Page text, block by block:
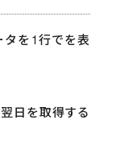
を1行でを表
日を取得する